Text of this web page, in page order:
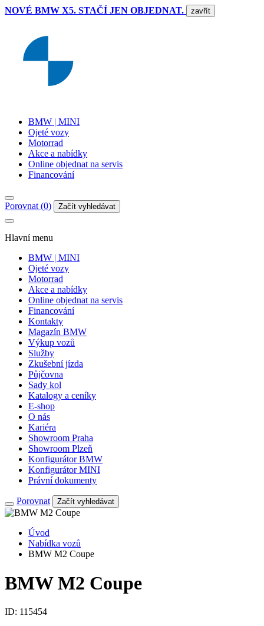
NOVÉ BMW X5. STAČÍ JEN OBJEDNAT. zavřít
BMW | MINI
Ojeté vozy
Motorrad
Akce a nabídky
Online objednat na servis
Financování
Porovnat (0) Začít vyhledávat
Hlavní menu
BMW | MINI
Ojeté vozy
Motorrad
Akce a nabídky
Online objednat na servis
Financování
Kontakty
Magazín BMW
Výkup vozů
Služby
Zkušební jízda
Půjčovna
Sady kol
Katalogy a ceníky
E-shop
O nás
Kariéra
Showroom Praha
Showroom Plzeň
Konfigurátor BMW
Konfigurátor MINI
Právní dokumenty
Porovnat Začít vyhledávat
Úvod
Nabídka vozů
BMW M2 Coupe
BMW M2 Coupe
ID: 115454